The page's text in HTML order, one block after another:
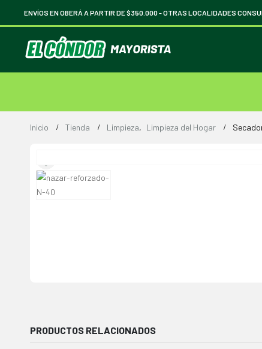
ENVÍOS EN OBERÁ A PARTIR DE $350.000 -OTRAS LOCALIDADES
Inicio Tienda Limpieza, Limpieza del Hogar
PRODUCTOS RELACIONADOS